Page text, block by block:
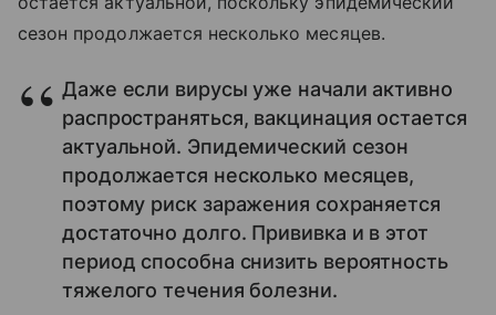
сезон продолжается несколько месяцев.
Даже если вирусы уже начали активно
распространяться, вакцинация остается
актуальной. Эпидемический сезон
продолжается несколько месяцев,
поэтому риск заражения сохраняется
достаточно долго. Прививка и в этот
период способна снизить вероятность
тяжелого течения болезни.